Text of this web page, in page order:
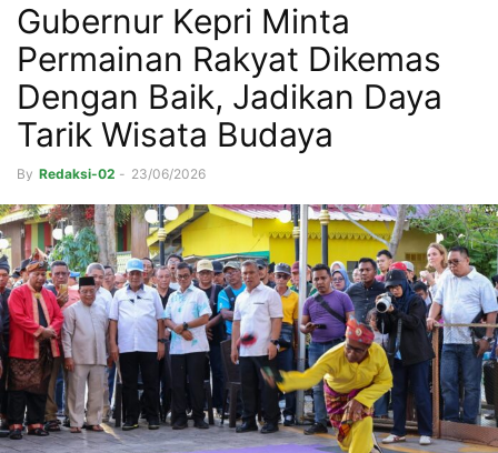
Gubernur Kepri Minta
Permainan Rakyat Dikemas
Dengan Baik, Jadikan Daya
Tarik Wisata Budaya
By Redaksi-02 - 23/06/2026